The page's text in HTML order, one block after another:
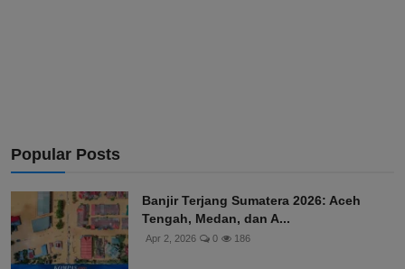
Popular Posts
Banjir Terjang Sumatera 2026: Aceh
Tengah, Medan, dan A...
Apr 2, 2026 0 186